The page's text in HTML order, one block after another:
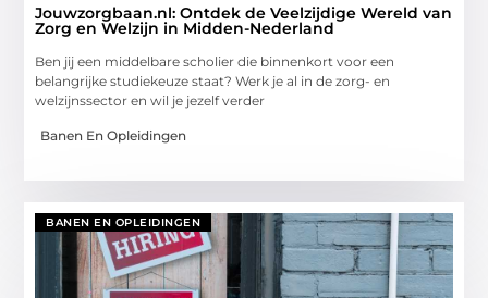
Jouwzorgbaan.nl: Ontdek de Veelzijdige Wereld van
Zorg en Welzijn in Midden-Nederland
Ben jij een middelbare scholier die binnenkort voor een
belangrijke studiekeuze staat? Werk je al in de zorg- en
welzijnssector en wil je jezelf verder
Banen En Opleidingen
BANEN EN OPLEIDINGEN